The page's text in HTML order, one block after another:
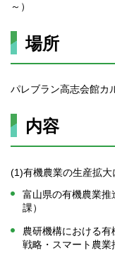
～）
場所
パレブラン高志会館カ
内容
(1)有機農業の生産拡
富山県の有機農業
課）
農研機構における
戦略・スマート農業